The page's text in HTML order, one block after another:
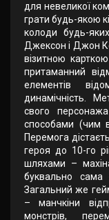
для невеликої
грати будь-якою
колоди будь-
Джексон і Джон
візитною
притаманний
елементів
динамічність.
свого
способами (чим
Перемога
героя до 10-го
шляхами –
буквально
Загальний же
– манчкіни
монстрів,